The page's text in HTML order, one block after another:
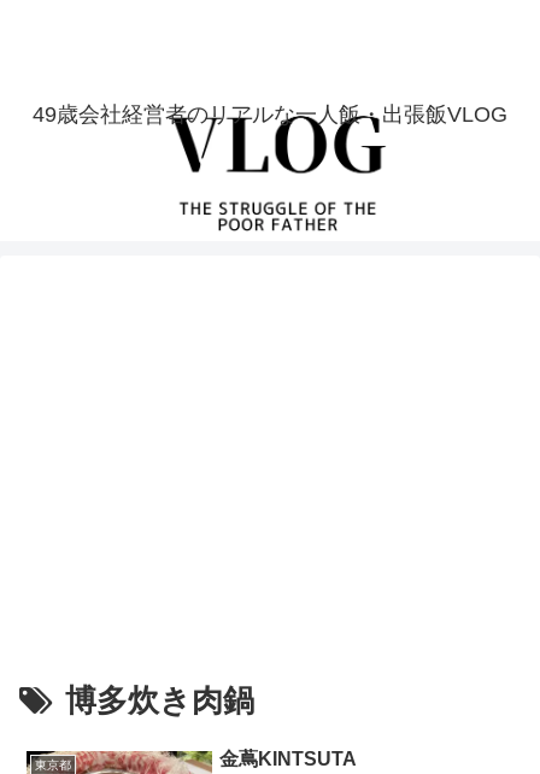
49歳会社経営者のリアルな一人飯・出張飯VLOG
博多炊き肉鍋
東京都 金蔦KINTSUTA